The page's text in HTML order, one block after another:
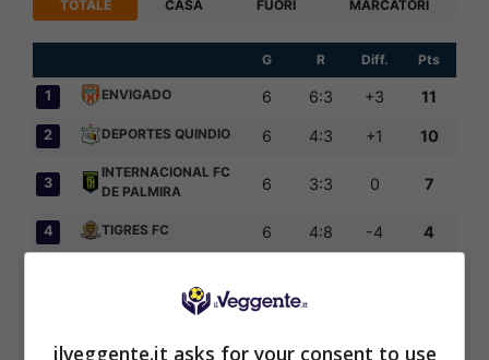
TOTALE CASA FUORI MARCATORI
G R Diff. Pts
1 ENVIGADO 6 6:3 +3 11
2 DEPORTES QUINDIO 6 4:3 +1 10
3
INTERNACIONAL FC
DE PALMIRA
6 3:3 0 7
4 TIGRES FC 6 4:8 -4 4
Articoli Recenti
ilveggente.it asks for your consent to use